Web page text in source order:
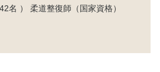
名 ） 柔道整復師（国家資格）